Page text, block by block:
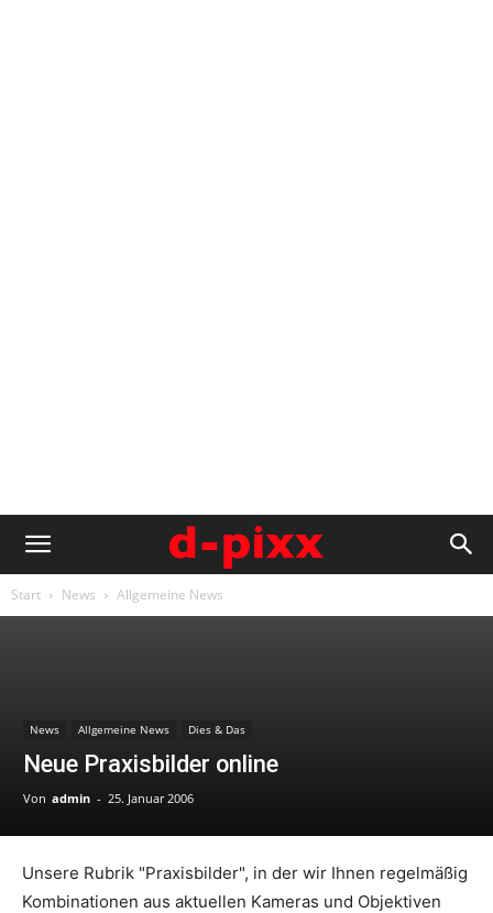
Start News Allgemeine News
News Allgemeine News Dies & Das
Neue Praxisbilder online
Von admin - 25. Januar 2006
Unsere Rubrik "Praxisbilder", in der wir Ihnen regelmäßig
Kombinationen aus aktuellen Kameras und Objektiven